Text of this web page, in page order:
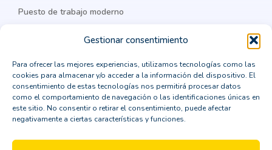
Gestionar consentimiento
Para ofrecer las mejores experiencias, utilizamos tecnologías como las
cookies para almacenar y/o acceder a la información del dispositivo. El
consentimiento de estas tecnologías nos permitirá procesar datos
como el comportamiento de navegación o las identificaciones únicas en
este sitio. No consentir o retirar el consentimiento, puede afectar
negativamente a ciertas características y funciones.
cloud computing
cloud privada
colaboración
Colaboración Empresarial
como integrar un ERP
comprar un crm vertical
computación en la nube
consejos para la transformación digital
consultor CRM
consultoría
Puesto de trabajo moderno
Legal
Política de privacidad
Política de cookies
Aviso Legal
Política de seguridad